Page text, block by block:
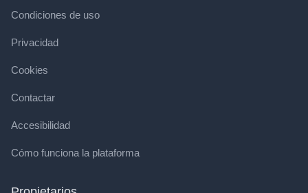
Condiciones de uso
Privacidad
Cookies
Contactar
Accesibilidad
Cómo funciona la plataforma